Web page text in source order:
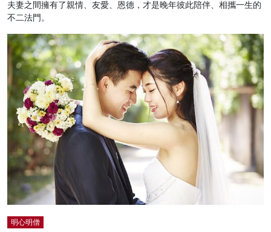
夫妻之間擁有了親情、友愛、恩德，才是晚年彼此陪伴、相攜一生的
不二法門。
明心明僧